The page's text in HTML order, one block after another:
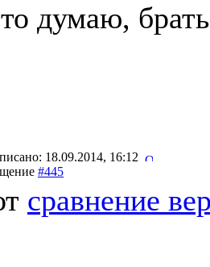
думаю,
18.09.2014, 16:12
#445
сравнение